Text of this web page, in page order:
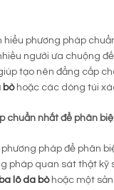
hiểu phương pháp
người ưa chuộng
tạo nên đẳng cấp
bò hoặc các dòng túi
chuẩn nhất để phân
phương pháp để phân
pháp quan sát thật kỹ
ba lô da bò hoặc một